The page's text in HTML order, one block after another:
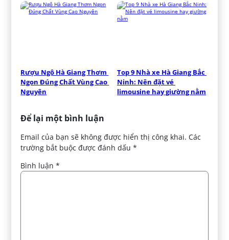
Rượu Ngô Hà Giang Thơm
Ngon Đúng Chất Vùng Cao
Nguyên
Top 9 Nhà xe Hà Giang Bắc
Ninh: Nên đặt vé
limousine hay giường nằm
Để lại một bình luận
Email của bạn sẽ không được hiển thị công khai. Các
trường bắt buộc được đánh dấu*
Bình luận*